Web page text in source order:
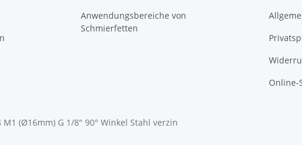
Anwendungsbereiche von
Schmierfetten
Online-
(Ø16mm) G 1/8" 90° Winkel Stahl verzin